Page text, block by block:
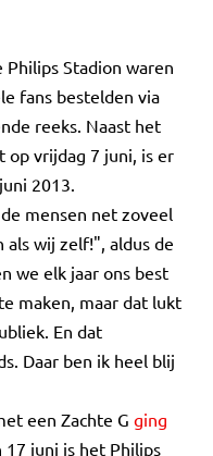
Stadion waren
fans bestelden via
reeks. Naast het
op vrijdag 7 juni, is er
2013.
mensen net zoveel
als wij zelf!", aldus de
we elk jaar ons best
maken, maar dat lukt
En dat
Daar ben ik heel blij
een Zachte G ging
17 juni is het Philips